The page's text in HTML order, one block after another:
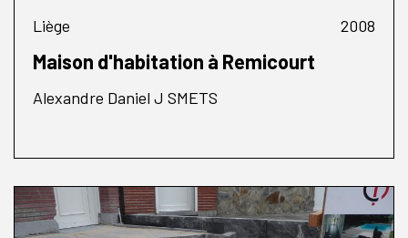
Liège 2008
Maison d'habitation à Remicourt
Alexandre Daniel J SMETS